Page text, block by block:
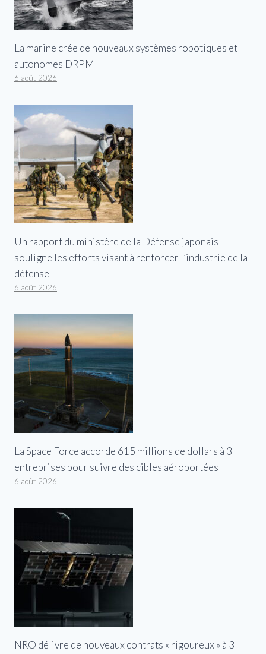
La marine crée de nouveaux systèmes robotiques et
autonomes DRPM
6 août 2026
Un rapport du ministère de la Défense japonais
souligne les efforts visant à renforcer l’industrie de la
défense
6 août 2026
La Space Force accorde 615 millions de dollars à 3
entreprises pour suivre des cibles aéroportées
6 août 2026
NRO délivre de nouveaux contrats « rigoureux » à 3